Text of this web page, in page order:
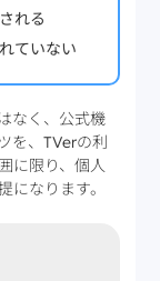
れる
ていない
なく、公式機
を、TVerの利
に限り、個人
になります。